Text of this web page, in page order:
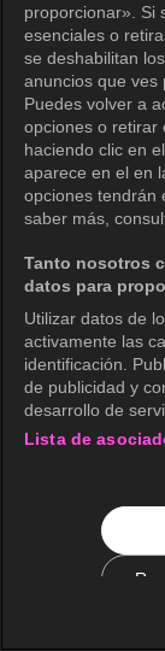
proporcionar». Si
esenciales o
se deshabilitan
anuncios que ves
Puedes volver a
opciones o retirar
haciendo clic en
aparece en el en
opciones tendrán
saber más,
Tanto nosotros
datos para
Utilizar datos de
activamente las
identificación.
de publicidad y
desarrollo de
Lista de